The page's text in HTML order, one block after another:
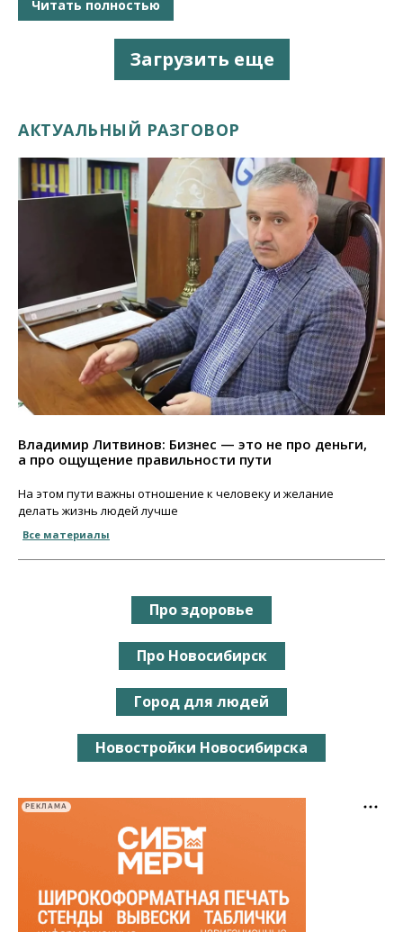
Читать полностью
Загрузить еще
АКТУАЛЬНЫЙ РАЗГОВОР
Владимир Литвинов: Бизнес — это не про деньги,
а про ощущение правильности пути
На этом пути важны отношение к человеку и желание
делать жизнь людей лучше
Все материалы
Про здоровье
Про Новосибирск
Город для людей
Новостройки Новосибирска
РЕКЛАМА